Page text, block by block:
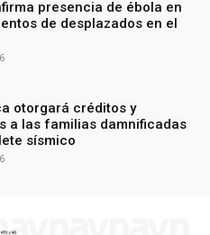
presencia de ébola en
de desplazados en el
otorgará créditos y
a las familias damnificadas
sísmico